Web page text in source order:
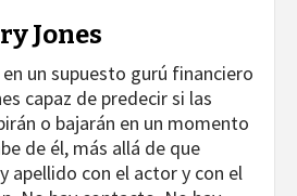
Jones
un supuesto gurú financiero
capaz de predecir si las
o bajarán en un momento
de él, más allá de que
apellido con el actor y con el